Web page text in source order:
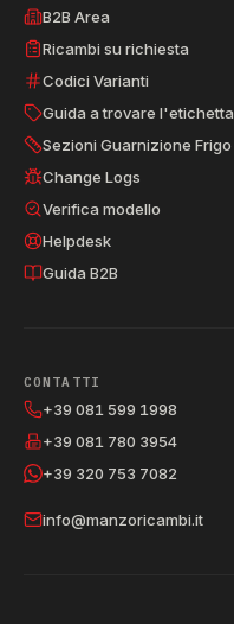
B2B Area
Ricambi su richiesta
Codici Varianti
Guida a trovare l'etichetta
Sezioni Guarnizione Frigo
Change Logs
Verifica modello
Helpdesk
Guida B2B
CONTATTI
+39 081 599 1998
+39 081 780 3954
+39 320 753 7082
info@manzoricambi.it